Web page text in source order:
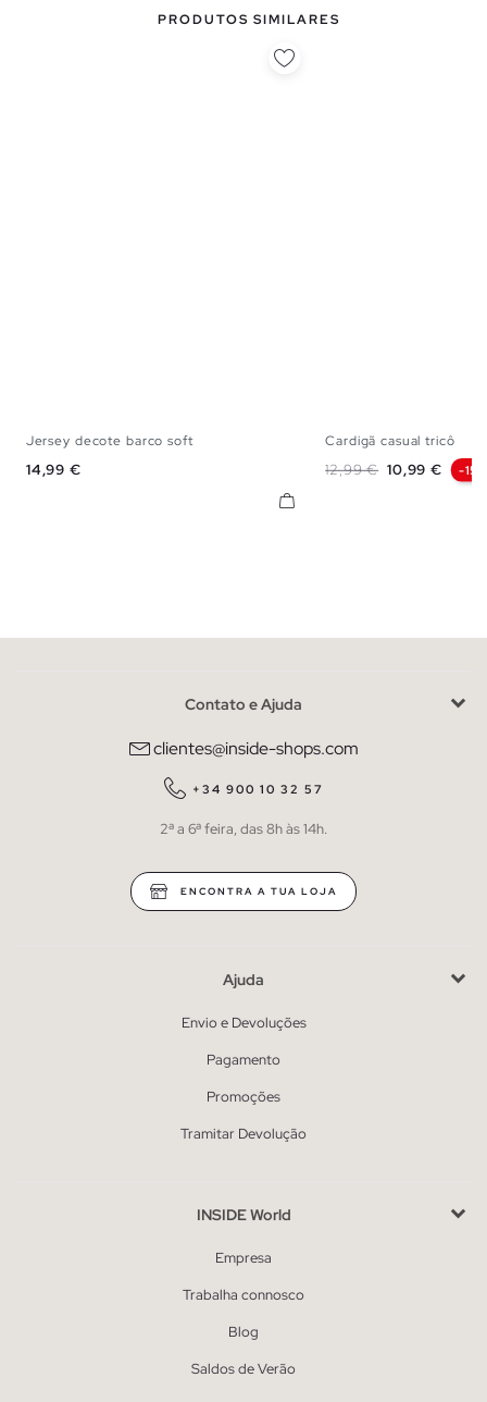
PRODUTOS SIMILARES
Jersey decote barco soft
Preço
14,99 €
Cardigã casual tricô
Preço normal
12,99 € Preço
10,99 € -
Contato e Ajuda
clientes@inside-shops.com
+34 900 10 32 57
2ª a 6ª feira, das 8h às 14h.
ENCONTRA A TUA LOJA
Ajuda
Envio e Devoluções
Pagamento
Promoções
Tramitar Devolução
INSIDE World
Empresa
Trabalha connosco
Blog
Saldos de Verão